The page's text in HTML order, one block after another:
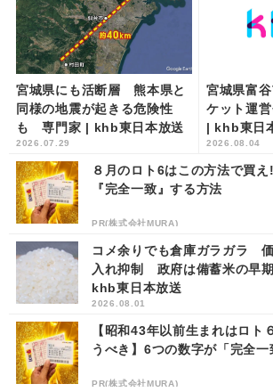
宮城県にも活断層 熊本県と
同様の地震が起きる危険性
も 専門家 | khb東日本放送
2026.07.29
宮城県富
ケット運
| khb東日
2026.08.04
８月のロト6はこの方法で買
『完全一致』する方法
PR(株式会社MURA)
コメ余りでも倉庫ガラガラ
入れ抑制 政府は備蓄米の早
khb東日本放送
2026.08.01
【昭和43年以前生まれはロト
うべき】6つの数字が「完全一
PR(株式会社MURA)